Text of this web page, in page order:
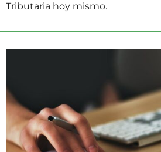
Tributaria hoy mismo.